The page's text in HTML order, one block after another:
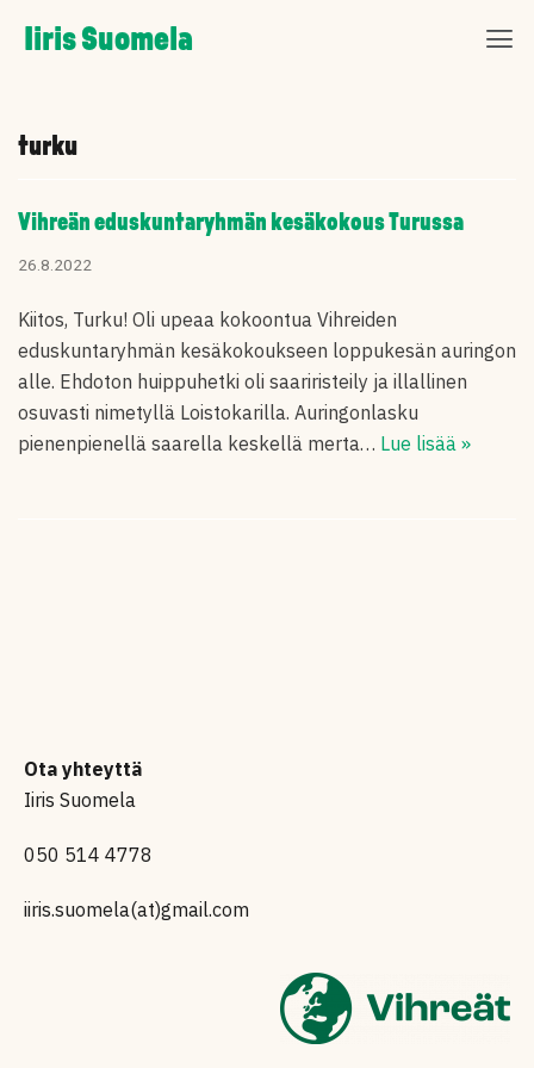
Skip
to
Iiris Suomela
turku
Vihreän eduskuntaryhmän kesäkokous Turussa
26.8.2022
Kiitos, Turku! Oli upeaa kokoontua Vihreiden
eduskuntaryhmän kesäkokoukseen loppukesän auringon
alle. Ehdoton huippuhetki oli saariristeily ja illallinen
osuvasti nimetyllä Loistokarilla. Auringonlasku
pienenpienellä saarella keskellä merta… Lue lisää »
Ota yhteyttä
Iiris Suomela
050 514 4778
iiris.suomela(at)gmail.com